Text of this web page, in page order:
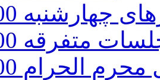
چهارشنبه 1400
متفرقه 1400
الحرام 1400